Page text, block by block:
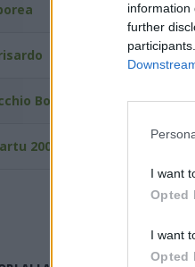
information
further
I want
Opted
I want
Opted
1
0
Borgo S. Elia 0
2000